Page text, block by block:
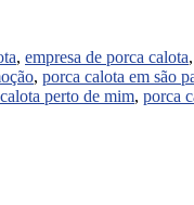
, empresa de porca calota,
, porca calota em são
perto de mim, porca